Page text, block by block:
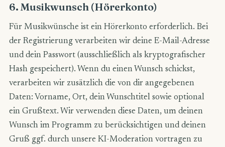
6. Musikwunsch (Hörerkonto)
Für Musikwünsche ist ein Hörerkonto erforderlich. Bei
der Registrierung verarbeiten wir deine E-Mail-Adresse
und dein Passwort (ausschließlich als kryptografischer
Hash gespeichert). Wenn du einen Wunsch schickst,
verarbeiten wir zusätzlich die von dir angegebenen
Daten: Vorname, Ort, dein Wunschtitel sowie optional
ein Grußtext. Wir verwenden diese Daten, um deinen
Wunsch im Programm zu berücksichtigen und deinen
Gruß ggf. durch unsere KI-Moderation vortragen zu